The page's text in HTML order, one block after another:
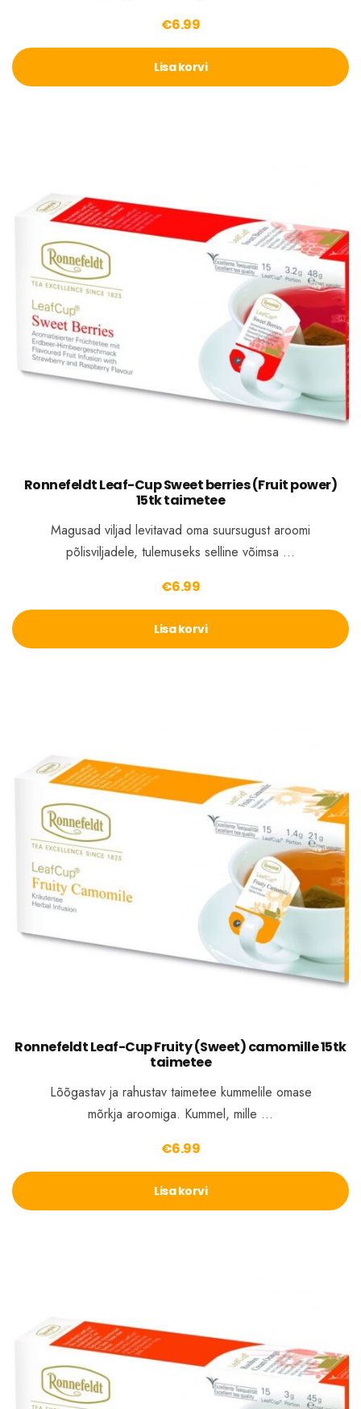
€6.99
Lisa korvi
Ronnefeldt Leaf-Cup Sweet berries (Fruit power)
15tk taimetee
Magusad viljad levitavad oma suursugust aroomi
põlisviljadele, tulemuseks selline võimsa …
€6.99
Lisa korvi
Ronnefeldt Leaf-Cup Fruity (Sweet) camomille 15tk
taimetee
Lõõgastav ja rahustav taimetee kummelile omase
mõrkja aroomiga. Kummel, mille …
€6.99
Lisa korvi